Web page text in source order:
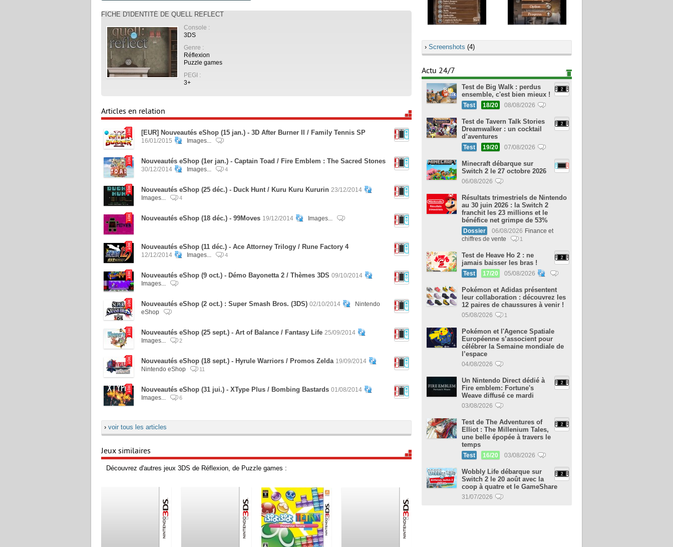
FICHE D'IDENTITÉ DE QUELL REFLECT
Console :
3DS
Genre :
Réflexion
Puzzle games
PEGI :
3+
Articles en relation
[EUR] Nouveautés eShop (15 jan.) - 3D After Burner II / Family Tennis SP
16/01/2015 Images...
Nouveautés eShop (1er jan.) - Captain Toad / Fire Emblem : The Sacred Stones
30/12/2014 Images... 4
Nouveautés eShop (25 déc.) - Duck Hunt / Kuru Kuru Kururin 23/12/2014
Images...
4
Nouveautés eShop (18 déc.) - 99Moves 19/12/2014 Images...
Nouveautés eShop (11 déc.) - Ace Attorney Trilogy / Rune Factory 4
12/12/2014 Images... 4
Nouveautés eShop (9 oct.) - Démo Bayonetta 2 / Thèmes 3DS 09/10/2014
Images...
Nouveautés eShop (2 oct.) : Super Smash Bros. (3DS) 02/10/2014
Nintendo
eShop
Nouveautés eShop (25 sept.) - Art of Balance / Fantasy Life 25/09/2014
Images...
2
Nouveautés eShop (18 sept.) - Hyrule Warriors / Promos Zelda 19/09/2014
Nintendo eShop
11
Nouveautés eShop (31 jui.) - XType Plus / Bombing Bastards 01/08/2014
Images...
6
› voir tous les articles
Jeux similaires
Découvrez d'autres jeux 3DS de Réflexion, de Puzzle games :
› Screenshots (4)
Actu 24/7
Test de Big Walk : perdus
ensemble, c'est bien mieux !
Test 18/20 08/08/2026
Test de Tavern Talk Stories
Dreamwalker : un cocktail
d’aventures
Test 19/20 07/08/2026
Minecraft débarque sur
Switch 2 le 27 octobre 2026
06/08/2026
Résultats trimestriels de Nintendo
au 30 juin 2026 : la Switch 2
franchit les 23 millions et le
bénéfice net grimpe de 53%
Dossier 06/08/2026 Finance et
chiffres de vente
1
Test de Heave Ho 2 : ne
jamais baisser les bras !
Test 17/20 05/08/2026
Pokémon et Adidas présentent
leur collaboration : découvrez les
12 paires de chaussures à venir !
05/08/2026 1
Pokémon et l'Agence Spatiale
Européenne s’associent pour
célébrer la Semaine mondiale de
l’espace
04/08/2026
Un Nintendo Direct dédié à
Fire emblem: Fortune's
Weave diffusé ce mardi
03/08/2026
Test de The Adventures of
Elliot : The Millenium Tales,
une belle épopée à travers le
temps
Test 16/20 03/08/2026
Wobbly Life débarque sur
Switch 2 le 20 août avec la
coop à quatre et le GameShare
31/07/2026